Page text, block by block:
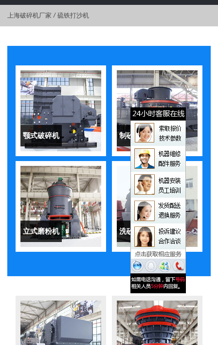
上海破碎机厂家 / 硫铁打沙机
颚式破碎机 制砂机
立式磨粉机 洗砂机